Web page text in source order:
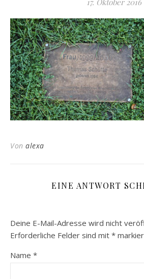
17. Oktober 2016
Von alexa
EINE ANTWORT
Deine E-Mail-Adresse wird nicht
Erforderliche Felder sind mit *
Name *